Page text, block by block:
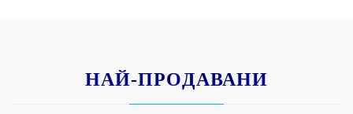
НАЙ-ПРОДАВАНИ